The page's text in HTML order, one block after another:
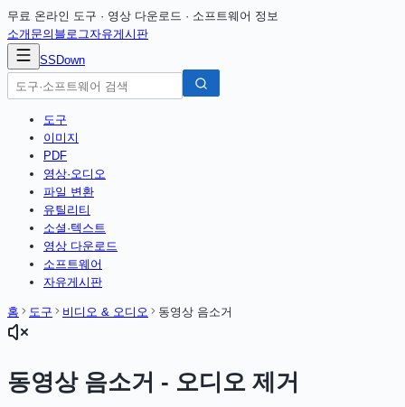
무료 온라인 도구 · 영상 다운로드 · 소프트웨어 정보
소개 문의 블로그자유게시판
SSDown
도구
이미지
PDF
영상·오디오
파일 변환
유틸리티
소셜·텍스트
영상 다운로드
소프트웨어
자유게시판
홈 도구 비디오 & 오디오 동영상 음소거
동영상 음소거 - 오디오 제거